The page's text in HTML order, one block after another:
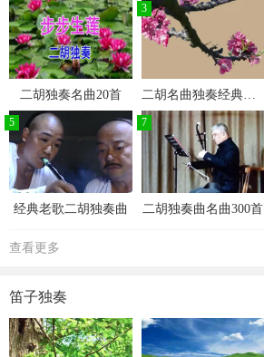
二胡独奏名曲20首
3
二胡名曲独奏经典老歌100首
5
经典老歌二胡独奏曲
7
二胡独奏曲名曲300首
查看更多
笛子独奏